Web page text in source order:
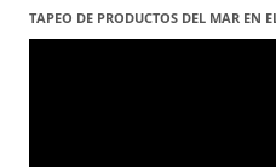
TAPEO DE PRODUCTOS DEL MAR EN
Reproductor